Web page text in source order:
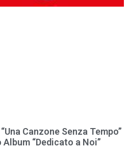
Canzone Senza Tempo”
“Dedicato a Noi”